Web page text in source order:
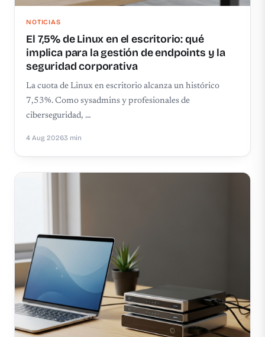
NOTICIAS
El 7,5% de Linux en el escritorio: qué
implica para la gestión de endpoints y la
seguridad corporativa
La cuota de Linux en escritorio alcanza un histórico
7,53%. Como sysadmins y profesionales de
ciberseguridad, …
4 Aug 20263 min